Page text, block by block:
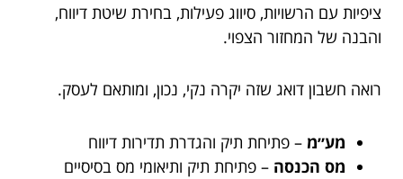
ציפיות עם הרשויות, סיווג פעילות, בחירת שיטת דיווח,
והבנה של המחזור הצפוי.
רואה חשבון דואג שזה יקרה נקי, נכון, ומותאם לעסק.
מע״מ – פתיחת תיק והגדרת תדירות דיווח
מס הכנסה – פתיחת תיק ותיאומי מס בסיסיים